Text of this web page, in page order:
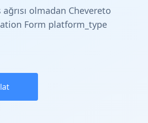
olmadan Chevereto
Form platform_type